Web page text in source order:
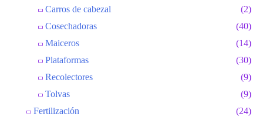
Carros de cabezal
(2)
Cosechadoras
(40)
Maiceros
(14)
Plataformas
(30)
Recolectores
(9)
Tolvas
(9)
Fertilización
(24)